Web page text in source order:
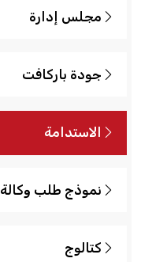
مجلس إدارة
جودة باركافت
الاستدامة
نموذج طلب وكالة
كتالوج